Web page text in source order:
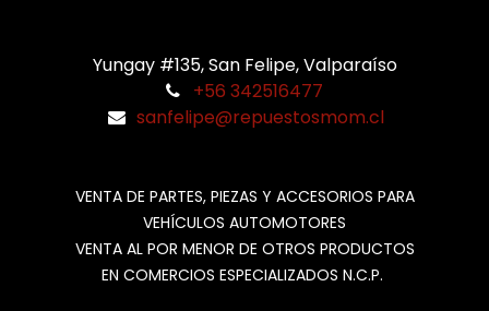
Yungay #135, San Felipe, Valparaíso
+56 342516477
sanfelipe@repuestosmom.cl
VENTA DE PARTES, PIEZAS Y ACCESORIOS PARA
VEHÍCULOS AUTOMOTORES
VENTA AL POR MENOR DE OTROS PRODUCTOS
EN COMERCIOS ESPECIALIZADOS N.C.P.